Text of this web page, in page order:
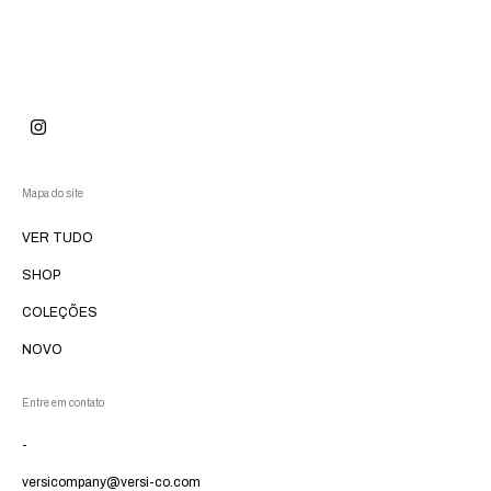
Mapa do site
VER TUDO
SHOP
COLEÇÕES
NOVO
Entre em contato
-
versicompany@versi-co.com